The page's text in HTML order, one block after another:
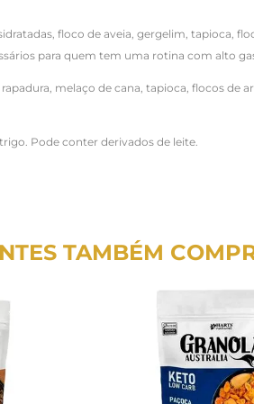
floco de aveia, gergelim, tapioca,
para quem tem uma rotina com alto
melaço de cana, tapioca, flocos de
Pode conter derivados de leite.
TAMBÉM